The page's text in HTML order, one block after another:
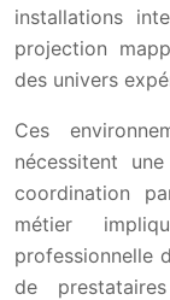
installations
projection
des univers
Ces
nécessitent
coordination
métier
professionnelle
de